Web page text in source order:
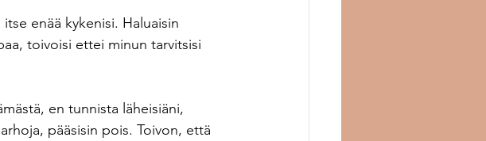
enää kykenisi. Haluaisin
toivoisi ettei minun tarvitsisi
en tunnista läheisiäni,
pääsisin pois. Toivon, että